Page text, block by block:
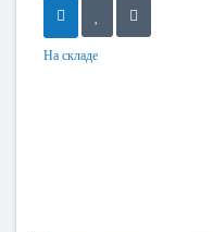
На складе